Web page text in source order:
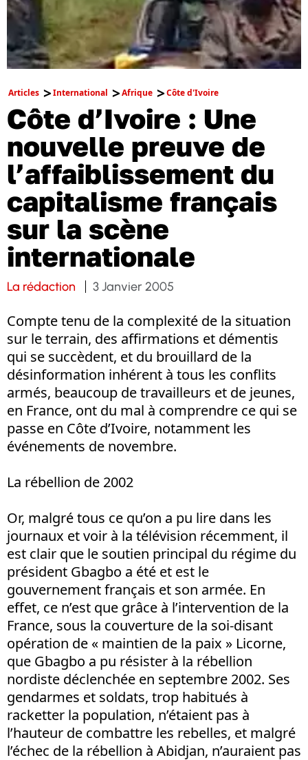
Articles International Afrique Côte d'Ivoire
Côte d’Ivoire : Une
nouvelle preuve de
l’affaiblissement du
capitalisme français
sur la scène
internationale
La rédaction 3 Janvier 2005
Compte tenu de la complexité de la situation
sur le terrain, des affirmations et démentis
qui se succèdent, et du brouillard de la
désinformation inhérent à tous les conflits
armés, beaucoup de travailleurs et de jeunes,
en France, ont du mal à comprendre ce qui se
passe en Côte d’Ivoire, notamment les
événements de novembre.
La rébellion de 2002
Or, malgré tous ce qu’on a pu lire dans les
journaux et voir à la télévision récemment, il
est clair que le soutien principal du régime du
président Gbagbo a été et est le
gouvernement français et son armée. En
effet, ce n’est que grâce à l’intervention de la
France, sous la couverture de la soi-disant
opération de « maintien de la paix » Licorne,
que Gbagbo a pu résister à la rébellion
nordiste déclenchée en septembre 2002. Ses
gendarmes et soldats, trop habitués à
racketter la population, n’étaient pas à
l’hauteur de combattre les rebelles, et malgré
l’échec de la rébellion à Abidjan, n’auraient pas